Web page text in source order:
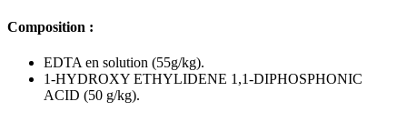
Composition :
EDTA en solution (55g/kg).
1-HYDROXY ETHYLIDENE 1,1-DIPHOSPHONIC
ACID (50 g/kg).